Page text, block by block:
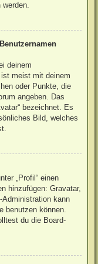
werden.
deinem
meist mit deinem
oder Punkte, die
angeben. Das
bezeichnet. Es
Bild, welches
„Profil“ einen
hinzufügen: Gravatar,
Administration kann
benutzen können.
du die Board-